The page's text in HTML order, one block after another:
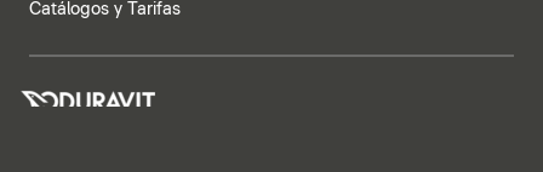
Catálogos y Tarifas